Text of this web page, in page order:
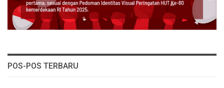
POS-POS TERBARU